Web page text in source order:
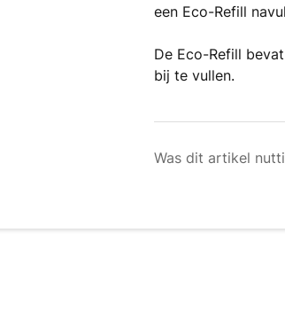
een Eco-Refill
De Eco-Refill
bij te vullen.
Was dit artikel